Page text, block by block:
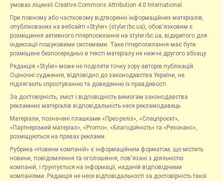
умовах ліцензії Creative Commons Attribution 4.0 International.
При повному або частковому відтворенні інформаційних матеріалів,
опублікованих на вебсайті «Styler» (styler.rbc.ua), обов'язковим є
розміщення активного гіперпосилання на styler.rbc.ua, відкритого для
індексації пошуковими системами. Таке гіперпосилання має бути
розміщене безпосередньо в тексті матеріалу не нижче другого абзацу.
Редакція «Styler» може не поділяти точку зору авторів публікацій.
Оціночні судження, відповідно до законодавства України, не
підлягають спростуванню та доведенню їх правдивості.
За достовірність, зміст і відповідність вимогам законодавства
рекламних матеріалів відповідальність несе рекламодавець.
Матеріали, позначені плашками «Прес-реліз», «Спецпроєкт»,
«Партнерський матеріал», «Promo», «Благодійність» та «Резонанс»,
розміщуються на правах реклами.
Рубрика «Новини компаній» є інформаційним форматом, що містить
новини, повідомлення та оголошення, пов'язані з діяльністю
компаній, і ґрунтується на інформації, наданій відповідними
компаніями. Редакція не несе відповідальності за достовірність такої